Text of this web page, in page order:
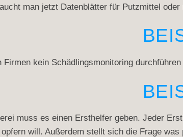
man jetzt Datenblätter für Putzmittel
Firmen kein Schädlingsmonitoring
muss es einen Ersthelfer geben. Jeder
will. Außerdem stellt sich die Frage